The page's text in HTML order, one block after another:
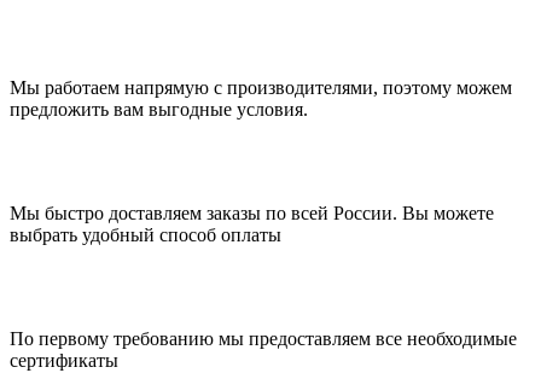
Мы работаем напрямую с производителями, поэтому можем
предложить вам выгодные условия.
Мы быстро доставляем заказы по всей России. Вы можете
выбрать удобный способ оплаты
По первому требованию мы предоставляем все необходимые
сертификаты